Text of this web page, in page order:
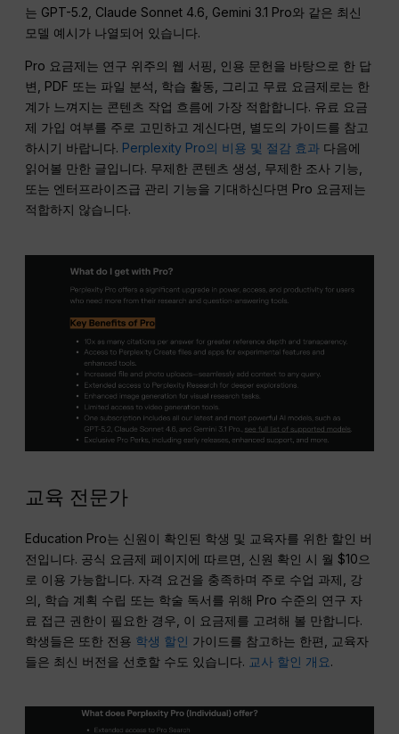
는 GPT-5.2, Claude Sonnet 4.6, Gemini 3.1 Pro와 같은 최신
모델 예시가 나열되어 있습니다.
Pro 요금제는 연구 위주의 웹 서핑, 인용 문헌을 바탕으로 한 답
변, PDF 또는 파일 분석, 학습 활동, 그리고 무료 요금제로는 한
계가 느껴지는 콘텐츠 작업 흐름에 가장 적합합니다. 유료 요금
제 가입 여부를 주로 고민하고 계신다면, 별도의 가이드를 참고
하시기 바랍니다. Perplexity Pro의 비용 및 절감 효과 다음에
읽어볼 만한 글입니다. 무제한 콘텐츠 생성, 무제한 조사 기능,
또는 엔터프라이즈급 관리 기능을 기대하신다면 Pro 요금제는
적합하지 않습니다.
교육 전문가
Education Pro는 신원이 확인된 학생 및 교육자를 위한 할인 버
전입니다. 공식 요금제 페이지에 따르면, 신원 확인 시 월 $10으
로 이용 가능합니다. 자격 요건을 충족하며 주로 수업 과제, 강
의, 학습 계획 수립 또는 학술 독서를 위해 Pro 수준의 연구 자
료 접근 권한이 필요한 경우, 이 요금제를 고려해 볼 만합니다.
학생들은 또한 전용 학생 할인 가이드를 참고하는 한편, 교육자
들은 최신 버전을 선호할 수도 있습니다. 교사 할인 개요.